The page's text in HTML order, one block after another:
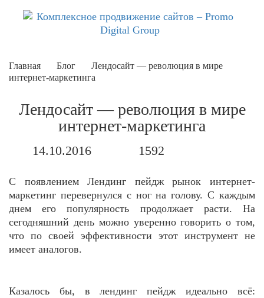
Главная Блог
Лендосайт — революция в мире
интернет-маркетинга
Лендосайт — революция в мире
интернет-маркетинга
14.10.2016 1592
С появлением Лендинг пейдж рынок интернет-
маркетинг перевернулся с ног на голову. С каждым
днем его популярность продолжает расти. На
сегодняшний день можно уверенно говорить о том,
что по своей эффективности этот инструмент не
имеет аналогов.
Казалось бы, в лендинг пейдж идеально всё: